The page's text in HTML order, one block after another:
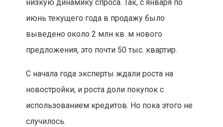
низкую динамику спроса. Так, с января по
июнь текущего года в продажу было
выведено около 2 млн кв. м нового
предложения, это почти 50 тыс. квартир.
С начала года эксперты ждали роста на
новостройки, и роста доли покупок с
использованием кредитов. Но пока этого не
случилось.